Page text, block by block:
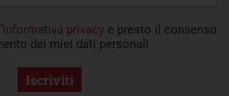
informativa privacy e presto il consenso
dei miei dati personali
Iscriviti